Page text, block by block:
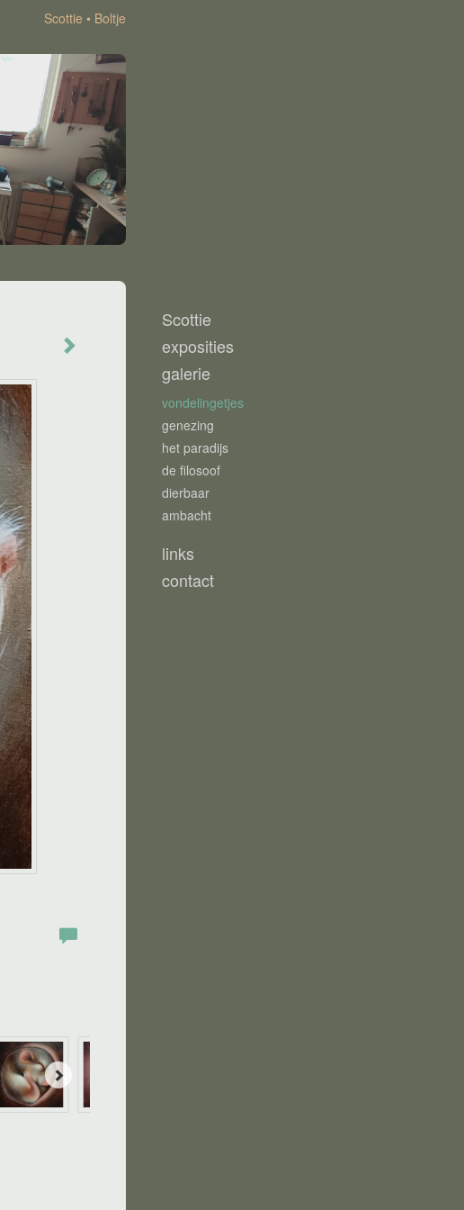
Scottie Boltje
Scottie
exposities
galerie
vondelingetjes
genezing
het paradijs
de filosoof
dierbaar
ambacht
links
contact